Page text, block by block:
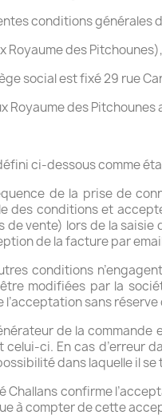
conditions générales
Royaume des Pitchounes),
social est fixé 29 rue
Royaume des
ci-dessous comme
de la prise de
des conditions et
de vente) lors de la
de la facture par
conditions
modifiées par la
l’acceptation sans
de la commande
celui-ci. En cas d’erreur
dans laquelle il
Challans confirme
à compter de cette